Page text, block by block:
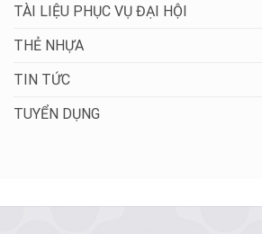
TÀI LIỆU PHỤC VỤ ĐẠI HỘI
THẺ NHỰA
TIN TỨC
TUYỂN DỤNG